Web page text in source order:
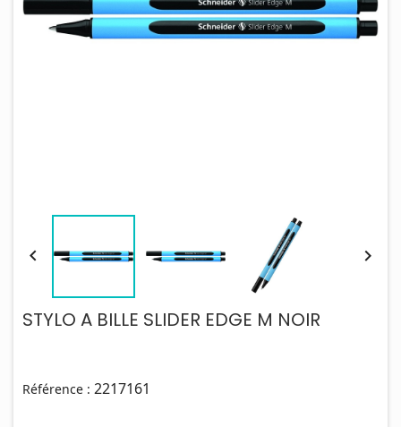
 
STYLO A BILLE SLIDER EDGE M NOIR
Référence : 2217161